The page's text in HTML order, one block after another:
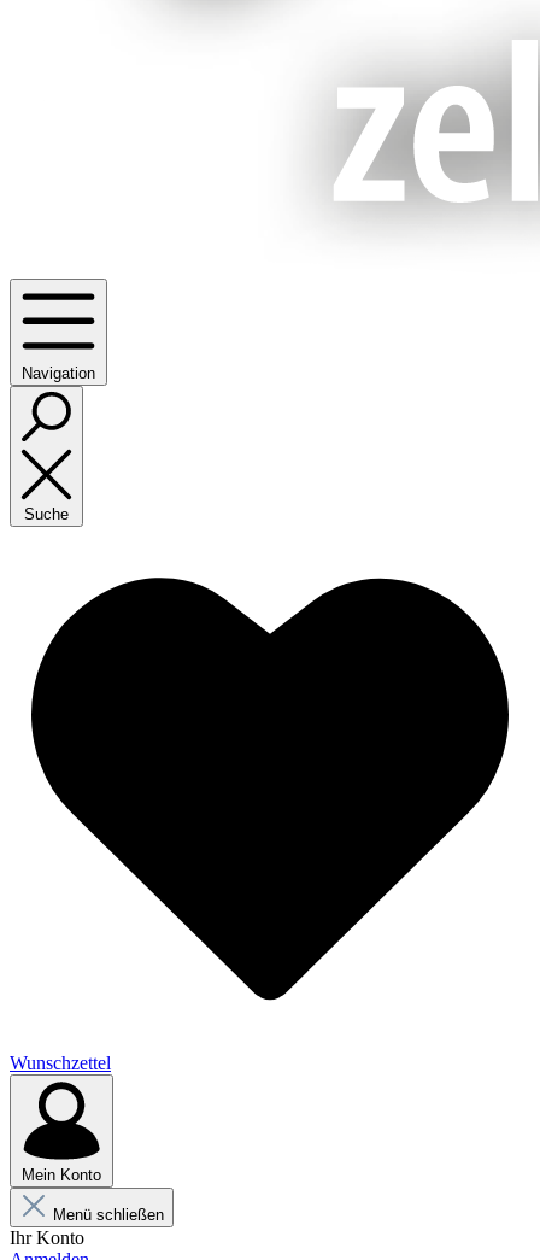
Navigation
Suche
Wunschzettel
Mein Konto
Menü schließen
Ihr Konto